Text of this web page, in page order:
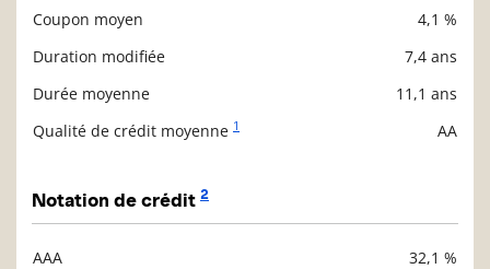
Coupon moyen
4,1 %
Duration modifiée
7,4 ans
Durée moyenne
11,1 ans
Qualité de crédit moyenne 1 AA
Notation de crédit 2
AAA
32,1 %